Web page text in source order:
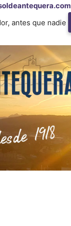
antes que nadie